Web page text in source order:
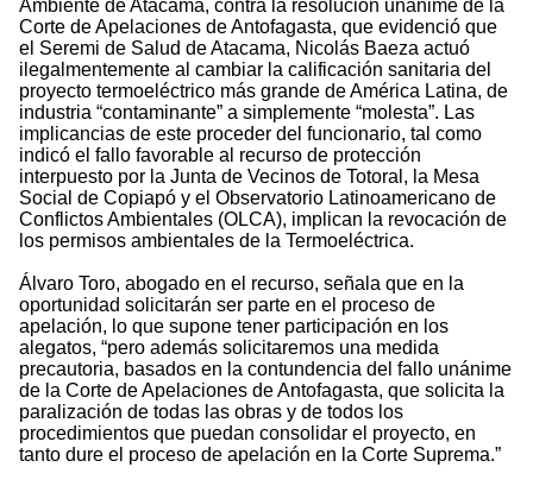
Ambiente de Atacama, contra la resolución unánime de la
Corte de Apelaciones de Antofagasta, que evidenció que
el Seremi de Salud de Atacama, Nicolás Baeza actuó
ilegalmentemente al cambiar la calificación sanitaria del
proyecto termoeléctrico más grande de América Latina, de
industria “contaminante” a simplemente “molesta”. Las
implicancias de este proceder del funcionario, tal como
indicó el fallo favorable al recurso de protección
interpuesto por la Junta de Vecinos de Totoral, la Mesa
Social de Copiapó y el Observatorio Latinoamericano de
Conflictos Ambientales (OLCA), implican la revocación de
los permisos ambientales de la Termoeléctrica.
Álvaro Toro, abogado en el recurso, señala que en la
oportunidad solicitarán ser parte en el proceso de
apelación, lo que supone tener participación en los
alegatos, “pero además solicitaremos una medida
precautoria, basados en la contundencia del fallo unánime
de la Corte de Apelaciones de Antofagasta, que solicita la
paralización de todas las obras y de todos los
procedimientos que puedan consolidar el proyecto, en
tanto dure el proceso de apelación en la Corte Suprema.”